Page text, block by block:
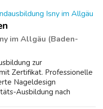
Isny im Allgäu
im Allgäu (Baden-
zur
Zertifikat. Professionelle
Nageldesign
Ausbildung nach